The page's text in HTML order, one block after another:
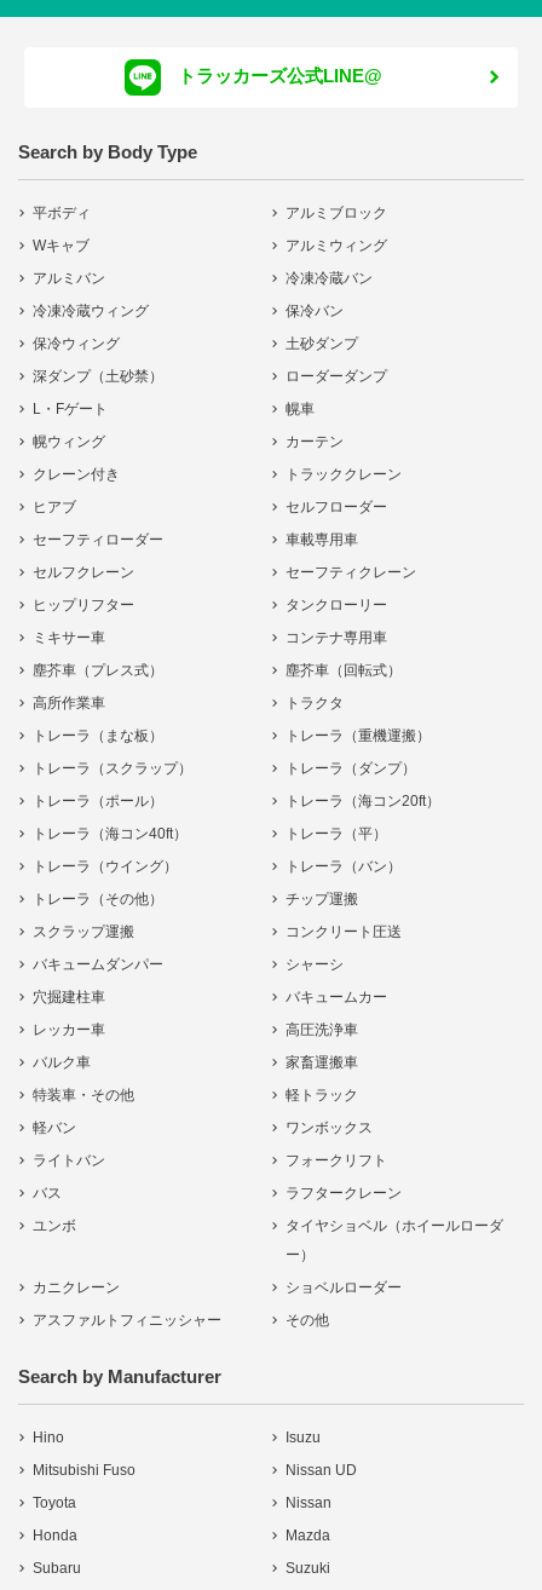
トラッカーズ公式LINE@
Search by Body Type
平ボディ
アルミブロック
Wキャブ
アルミウィング
アルミバン
冷凍冷蔵バン
冷凍冷蔵ウィング
保冷バン
保冷ウィング
土砂ダンプ
深ダンプ（土砂禁）
ローダーダンプ
L・Fゲート
幌車
幌ウィング
カーテン
クレーン付き
トラッククレーン
ヒアブ
セルフローダー
セーフティローダー
車載専用車
セルフクレーン
セーフティクレーン
ヒップリフター
タンクローリー
ミキサー車
コンテナ専用車
塵芥車（プレス式）
塵芥車（回転式）
高所作業車
トラクタ
トレーラ（まな板）
トレーラ（重機運搬）
トレーラ（スクラップ）
トレーラ（ダンプ）
トレーラ（ポール）
トレーラ（海コン20ft）
トレーラ（海コン40ft）
トレーラ（平）
トレーラ（ウイング）
トレーラ（バン）
トレーラ（その他）
チップ運搬
スクラップ運搬
コンクリート圧送
バキュームダンパー
シャーシ
穴掘建柱車
バキュームカー
レッカー車
高圧洗浄車
バルク車
家畜運搬車
特装車・その他
軽トラック
軽バン
ワンボックス
ライトバン
フォークリフト
バス
ラフタークレーン
ユンボ
タイヤショベル（ホイールローダ
ー）
カニクレーン
ショベルローダー
アスファルトフィニッシャー
その他
Search by Manufacturer
Hino
Isuzu
Mitsubishi Fuso
Nissan UD
Toyota
Nissan
Honda
Mazda
Subaru
Suzuki